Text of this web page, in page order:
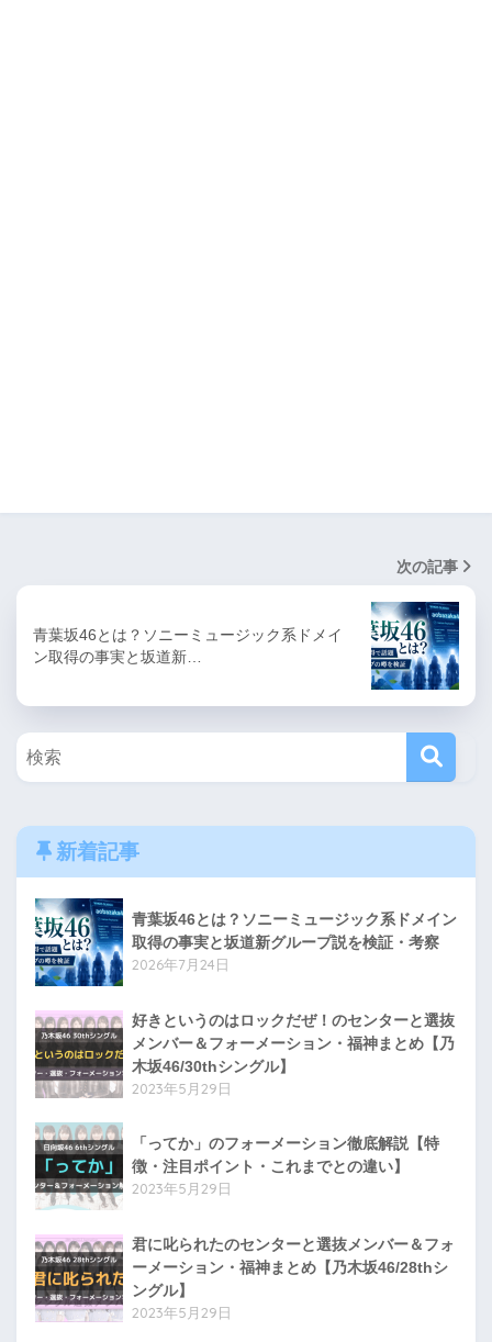
次の記事
青葉坂46とは？ソニーミュージック系ドメイ
ン取得の事実と坂道新…
新着記事
青葉坂46とは？ソニーミュージック系ドメイン
取得の事実と坂道新グループ説を検証・考察
2026年7月24日
好きというのはロックだぜ！のセンターと選抜
メンバー＆フォーメーション・福神まとめ【乃
木坂46/30thシングル】
2023年5月29日
「ってか」のフォーメーション徹底解説【特
徴・注目ポイント・これまでとの違い】
2023年5月29日
君に叱られたのセンターと選抜メンバー＆フォ
ーメーション・福神まとめ【乃木坂46/28thシ
ングル】
2023年5月29日